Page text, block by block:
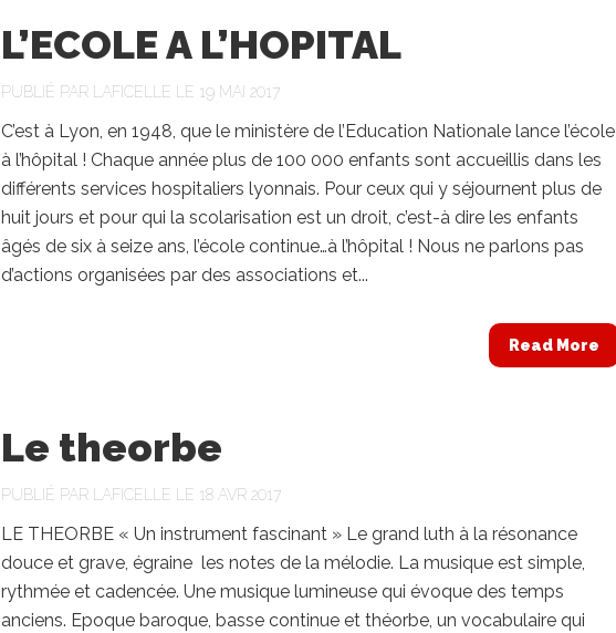
L’ECOLE A L’HOPITAL
PUBLIÉ PAR LAFICELLE LE 19 MAI 2017
C’est à Lyon, en 1948, que le ministère de l’Education Nationale lance l’école
à l’hôpital ! Chaque année plus de 100 000 enfants sont accueillis dans les
différents services hospitaliers lyonnais. Pour ceux qui y séjournent plus de
huit jours et pour qui la scolarisation est un droit, c’est-à dire les enfants
âgés de six à seize ans, l’école continue…à l’hôpital ! Nous ne parlons pas
d’actions organisées par des associations et...
Read More
Le theorbe
PUBLIÉ PAR LAFICELLE LE 18 AVR 2017
LE THEORBE « Un instrument fascinant » Le grand luth à la résonance
douce et grave, égraine les notes de la mélodie. La musique est simple,
rythmée et cadencée. Une musique lumineuse qui évoque des temps
anciens. Epoque baroque, basse continue et théorbe, un vocabulaire qui